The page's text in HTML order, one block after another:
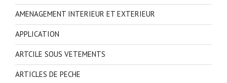
AMENAGEMENT INTERIEUR ET EXTERIEUR
APPLICATION
ARTCILE SOUS VETEMENTS
ARTICLES DE PECHE